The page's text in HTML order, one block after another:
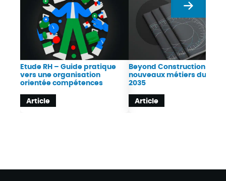
Etude RH – Guide pratique
vers une organisation
orientée compétences
Article
Beyond Construction : Les
nouveaux métiers du BTP
2035
Article
Suivant